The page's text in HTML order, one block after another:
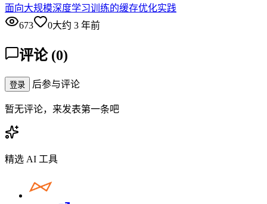
面向大规模深度学习训练的缓存优化实践
673
0大约 3 年前
评论 (0)
登录 后参与评论
暂无评论，来发表第一条吧
精选 AI 工具